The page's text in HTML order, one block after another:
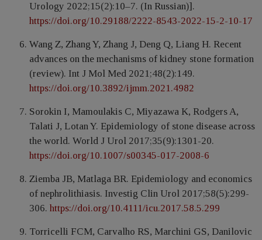
Urology 2022;15(2):10–7. (In Russian)].
https://doi.org/10.29188/2222-8543-2022-15-2-10-17
Wang Z, Zhang Y, Zhang J, Deng Q, Liang H. Recent
advances on the mechanisms of kidney stone formation
(review). Int J Mol Med 2021;48(2):149.
https://doi.org/10.3892/ijmm.2021.4982
Sorokin I, Mamoulakis C, Miyazawa K, Rodgers A,
Talati J, Lotan Y. Epidemiology of stone disease across
the world. World J Urol 2017;35(9):1301-20.
https://doi.org/10.1007/s00345-017-2008-6
Ziemba JB, Matlaga BR. Epidemiology and economics
of nephrolithiasis. Investig Clin Urol 2017;58(5):299-
306. https://doi.org/10.4111/icu.2017.58.5.299
Torricelli FCM, Carvalho RS, Marchini GS, Danilovic